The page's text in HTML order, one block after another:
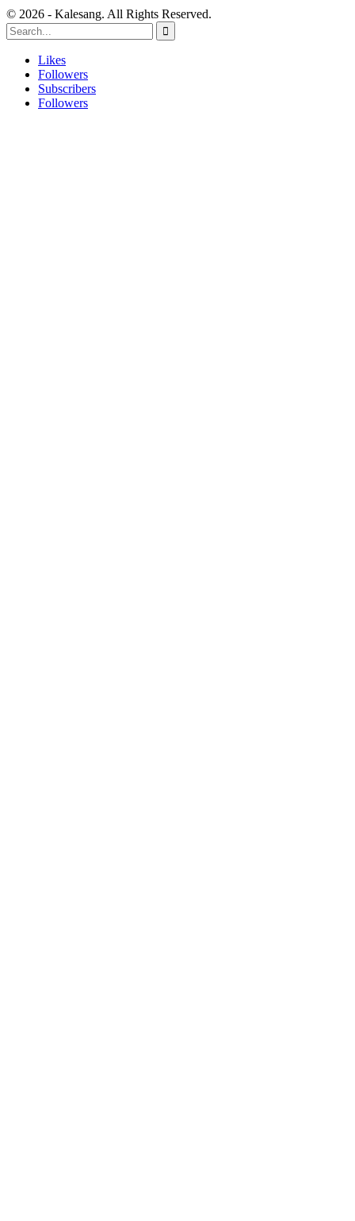
© 2026 - Kalesang. All Rights Reserved.
Likes
Followers
Subscribers
Followers